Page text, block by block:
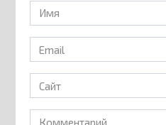
Имя
*
Email
*
Сайт
Комментарий